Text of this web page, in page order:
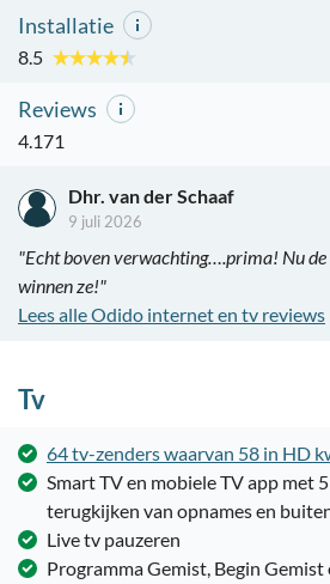
Installatie
8.5
Reviews
4.171
Dhr. van der Schaaf
9 juli 2026
"Echt boven verwachting….prima! Nu de
winnen ze!"
Lees alle Odido internet en tv reviews
Tv
64 tv-zenders waarvan 58 in HD
Smart TV en mobiele TV app met
terugkijken van opnames en
Live tv pauzeren
Programma Gemist, Begin